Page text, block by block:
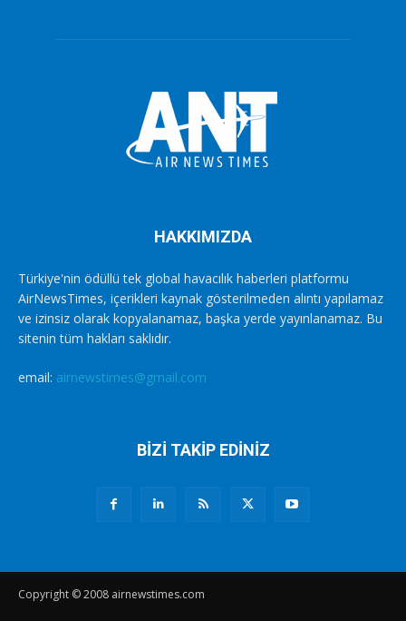
HAKKIMIZDA
Türkiye'nin ödüllü tek global havacılık haberleri platformu
AirNewsTimes, içerikleri kaynak gösterilmeden alıntı yapılamaz
ve izinsiz olarak kopyalanamaz, başka yerde yayınlanamaz. Bu
sitenin tüm hakları saklıdır.
email: airnewstimes@gmail.com
BİZİ TAKİP EDİNİZ
Copyright © 2008 airnewstimes.com